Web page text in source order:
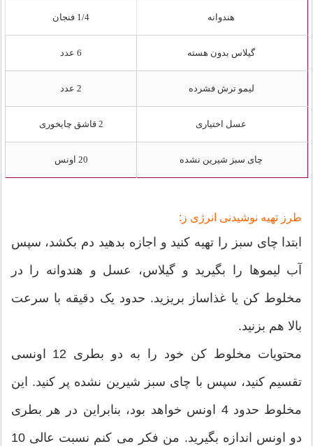
هندوانه 1/4 فنجان
گیلاس بدون هسته 6 عدد
لیمو ترش فشرده 2 عدد
عسل اختیاری 2 قاشق چایخوری
چای سبز شیرین نشده 20 اونس
طرز تهیه نوشیدنی انرژی ز:
ابتدا چای سبز را تهیه کنید و اجازه بدهید دم بکشد، سپس
آب لیموها را بگیرید و گیلاس، عسل و هندوانه را در
مخلوط کن یا غذاساز بریزید. حدود یک دقیقه با سرعت
بالا هم بزنید.
محتویات مخلوط کن خود را به دو بطری 12 اونسی
تقسیم کنید، سپس با چای سبز شیرین نشده پر کنید. این
مخلوط حدود 4 اونس خواهد بود، بنابراین در هر بطری
دو اونس اندازه بگیرید. من فکر می کنم نسبت عالی 10